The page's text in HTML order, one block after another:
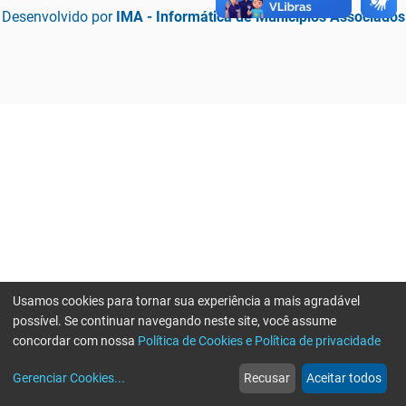
Desenvolvido por IMA - Informática de Municípios Associados
web
Notícias
more_horiz
Mais
Usamos cookies para tornar sua experiência a mais agradável
possível. Se continuar navegando neste site, você assume
concordar com nossa Política de Cookies e Política de privacidade
Gerenciar Cookies... Recusar Aceitar todos
Erro ao enviar informações, por favor tente novamente